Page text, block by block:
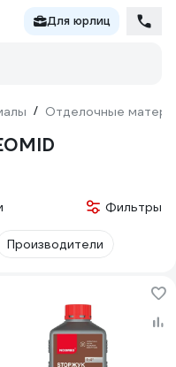
Для юрлиц
/ Отделочные
Фильтры
Производители